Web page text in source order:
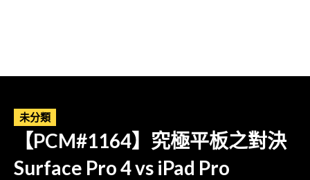
未分類
【PCM#1164】究極平板之對決
Surface Pro 4 vs iPad Pro